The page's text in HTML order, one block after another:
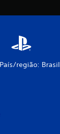
País/região: Brasil